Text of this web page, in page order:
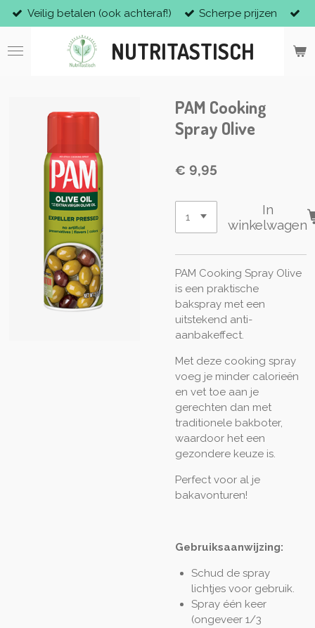
Ga
direct
naar
NUTRITASTISCH
Veilig betalen (ook achteraf!) Scherpe prijzen
PAM Cooking
Spray Olive
€ 9,95
In
winkelwagen
PAM Cooking Spray Olive
is een praktische
bakspray met een
uitstekend anti-
aanbakeffect.
Met deze cooking spray
voeg je minder calorieën
en vet toe aan je
gerechten dan met
traditionele bakboter,
waardoor het een
gezondere keuze is.
Perfect voor al je
bakavonturen!
Gebruiksaanwijzing:
Schud de spray
lichtjes voor gebruik.
Spray één keer
(ongeveer 1/3